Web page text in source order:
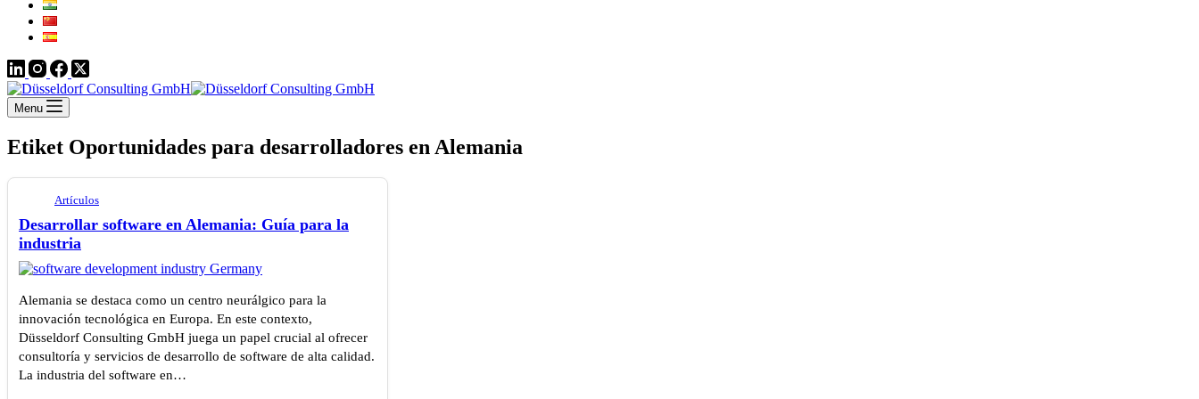
Menu
Etiket Oportunidades para desarrolladores en Alemania
Artículos
Desarrollar software en Alemania: Guía para la
industria
Alemania se destaca como un centro neurálgico para la
innovación tecnológica en Europa. En este contexto,
Düsseldorf Consulting GmbH juega un papel crucial al ofrecer
consultoría y servicios de desarrollo de software de alta calidad.
La industria del software en…